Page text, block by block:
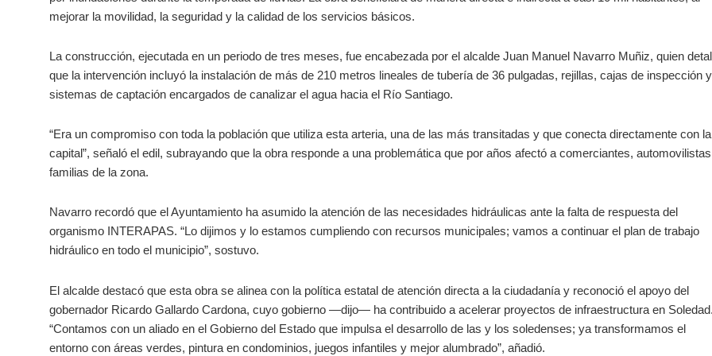
mejorar la movilidad, la seguridad y la calidad de los servicios básicos.
La construcción, ejecutada en un periodo de tres meses, fue encabezada por el alcalde Juan Manuel Navarro Muñiz, quien
que la intervención incluyó la instalación de más de 210 metros lineales de tubería de 36 pulgadas, rejillas, cajas de inspección y
sistemas de captación encargados de canalizar el agua hacia el Río Santiago.
“Era un compromiso con toda la población que utiliza esta arteria, una de las más transitadas y que conecta directamente con la
capital”, señaló el edil, subrayando que la obra responde a una problemática que por años afectó a comerciantes,
familias de la zona.
Navarro recordó que el Ayuntamiento ha asumido la atención de las necesidades hidráulicas ante la falta de respuesta del
organismo INTERAPAS. “Lo dijimos y lo estamos cumpliendo con recursos municipales; vamos a continuar el plan de trabajo
hidráulico en todo el municipio”, sostuvo.
El alcalde destacó que esta obra se alinea con la política estatal de atención directa a la ciudadanía y reconoció el apoyo del
gobernador Ricardo Gallardo Cardona, cuyo gobierno —dijo— ha contribuido a acelerar proyectos de infraestructura en Soledad.
“Contamos con un aliado en el Gobierno del Estado que impulsa el desarrollo de las y los soledenses; ya transformamos el
entorno con áreas verdes, pintura en condominios, juegos infantiles y mejor alumbrado”, añadió.